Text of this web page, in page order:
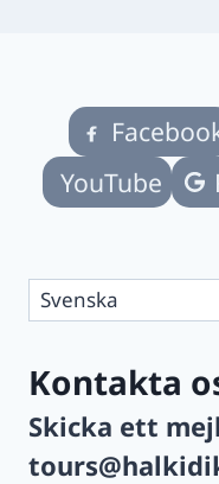
YouTube
Välj
ett
Kontakta
Skicka ett